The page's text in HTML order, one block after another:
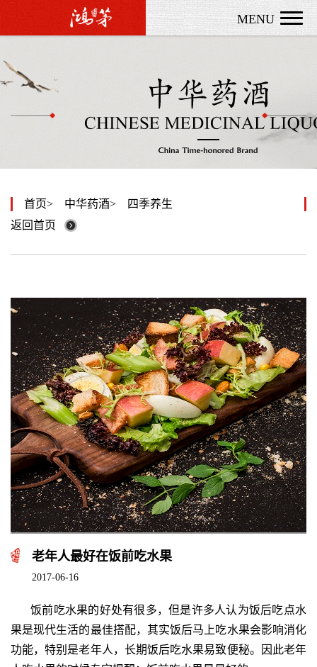
MENU
首页 中华药酒
四季养生
返回首页
老年人最好在饭前吃水果
2017-06-16
饭前吃水果的好处有很多，但是许多人认为饭后吃点水
果是现代生活的最佳搭配，其实饭后马上吃水果会影响消化
功能，特别是老年人，长期饭后吃水果易致便秘。因此老年